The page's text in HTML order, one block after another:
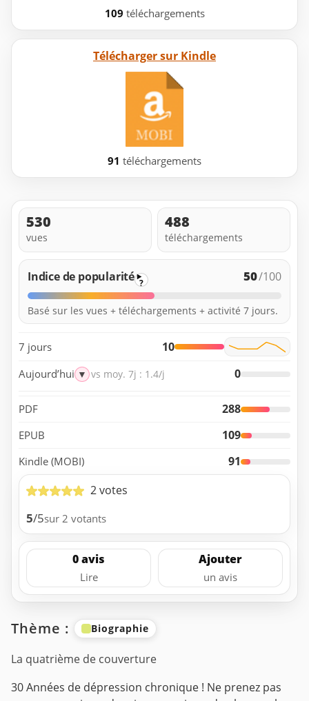
109 téléchargements
Télécharger sur Kindle
91 téléchargements
530
vues
488
téléchargements
Indice de popularité ? 50/100
Basé sur les vues + téléchargements + activité 7 jours.
7 jours 10
Aujourd’hui ▼ vs moy. 7j : 1.4/j 0
PDF 288
EPUB 109
Kindle (MOBI)
91
2 votes
5/5sur 2 votants
0 avis
Lire
Ajouter
un avis
Thème : Biographie
La quatrième de couverture
30 Années de dépression chronique ! Ne prenez pas